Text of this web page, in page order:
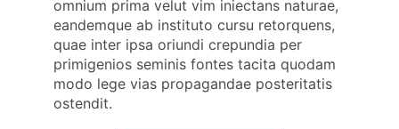
omnium prima velut vim iniectans naturae,
eandemque ab instituto cursu retorquens,
quae inter ipsa oriundi crepundia per
primigenios seminis fontes tacita quodam
modo lege vias propagandae posteritatis
ostendit.